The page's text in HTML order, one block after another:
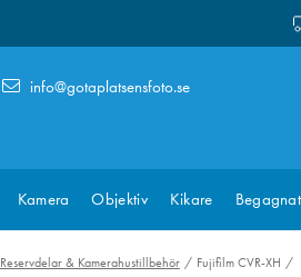
info@gotaplatsensfoto.se
Kamera Objektiv Kikare Begagnat
Reservdelar & Kamerahustillbehör Fujifilm CVR-XH